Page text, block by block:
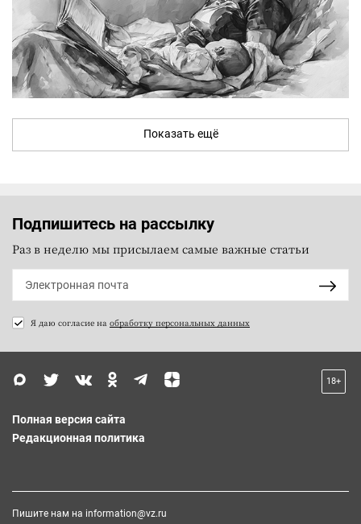
Показать ещё
Подпишитесь на рассылку
Раз в неделю мы присылаем самые важные статьи
Я даю согласие на обработку персональных данных
18+
Полная версия сайта
Редакционная политика
Пишите нам на information@vz.ru